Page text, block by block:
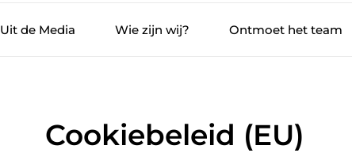
Uit de Media Wie zijn wij? Ontmoet het team
Cookiebeleid (EU)